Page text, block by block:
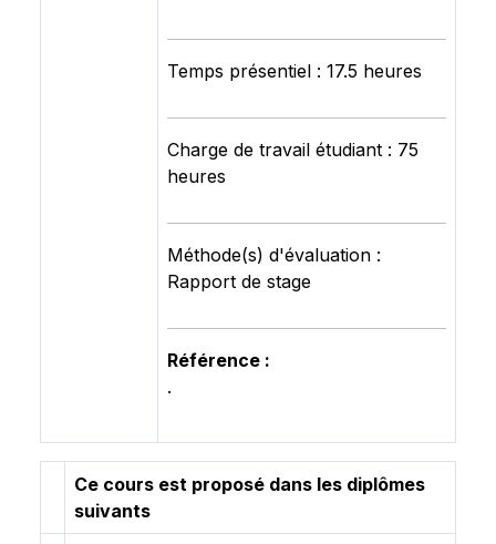
Temps présentiel : 17.5 heures
Charge de travail étudiant : 75
heures
Méthode(s) d'évaluation :
Rapport de stage
Référence :
.
Ce cours est proposé dans les diplômes
suivants